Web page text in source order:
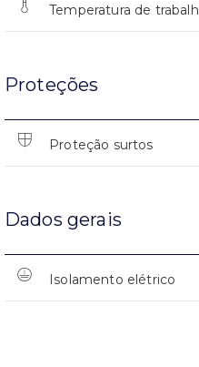
Temperatura de
Proteções
Proteção surtos
Dados gerais
Isolamento elétrico